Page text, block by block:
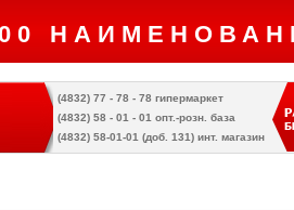
(4832) 77 - 78 - 78 гипермаркет
(4832) 58 - 01 - 01 опт.-розн. база
(4832) 58-01-01 (доб. 131) инт. магазин